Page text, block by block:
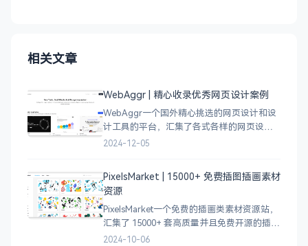
相关文章
WebAggr | 精心收录优秀网页设计案例
WebAggr一个国外精心挑选的网页设计和设
计工具的平台，汇集了各式各样的网页设计
案例，涵盖个人博客、时尚、设计、机构、
计，应
2024-12-05
PixelsMarket | 15000+ 免费插图插画素材
资源
PixelsMarket一个免费的插画类素材资源站，
汇集了 15000+ 套高质量并且免费开源的插图
插画和图标资源。
2024-10-06